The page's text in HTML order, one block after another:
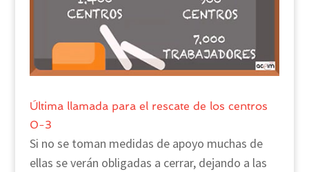
Última llamada para el rescate de los centros
0-3
Si no se toman medidas de apoyo muchas de
ellas se verán obligadas a cerrar, dejando a las